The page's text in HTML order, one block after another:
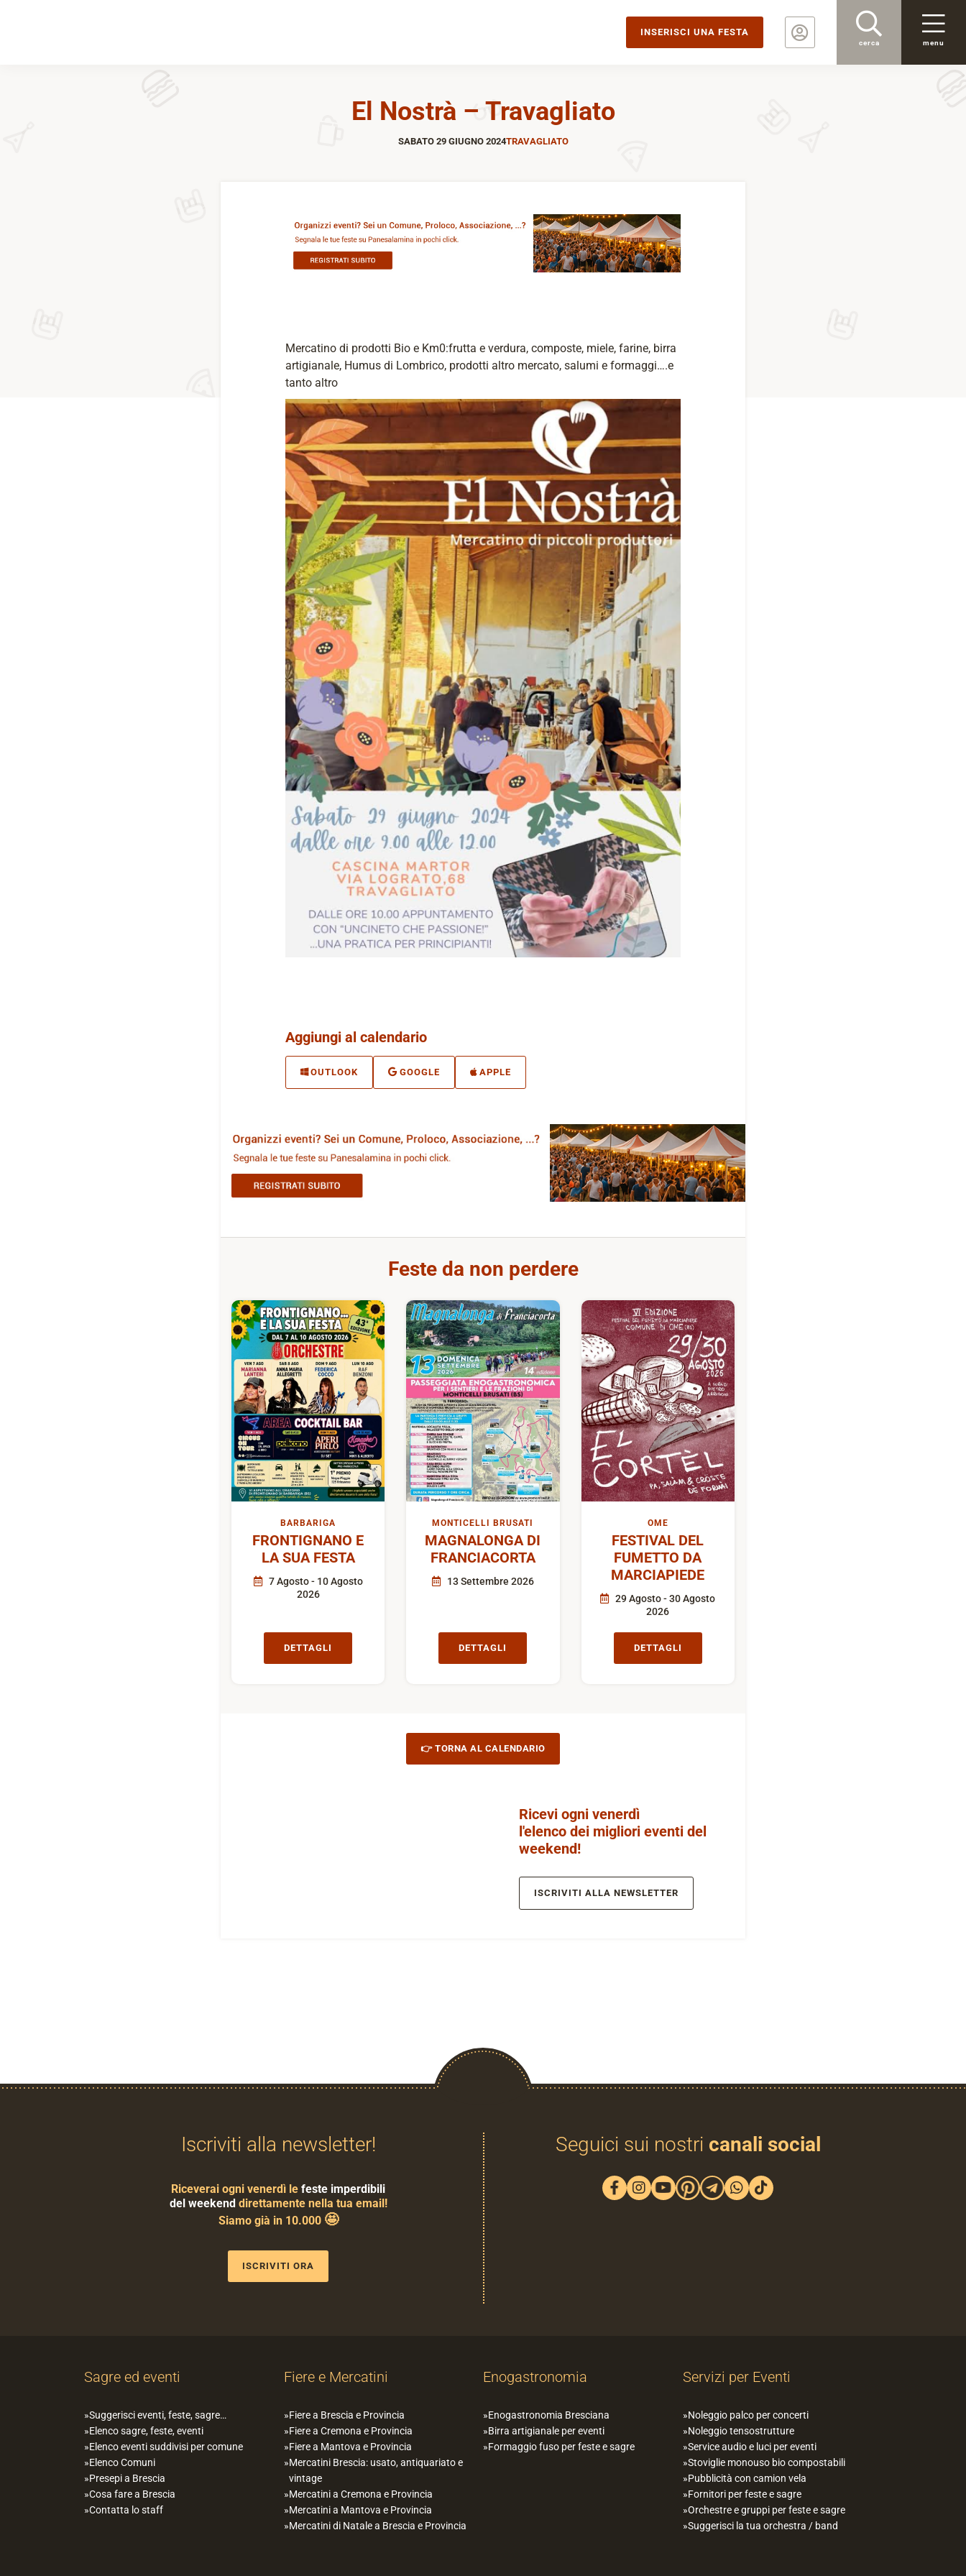
INSERISCI UNA FESTA
cerca menu
El Nostrà – Travagliato
SABATO 29 GIUGNO 2024TRAVAGLIATO
Mercatino di prodotti Bio e Km0:frutta e verdura, composte, miele, farine, birra
artigianale, Humus di Lombrico, prodotti altro mercato, salumi e formaggi….e
tanto altro
Aggiungi al calendario
OUTLOOK GOOGLE APPLE
Feste da non perdere
BARBARIGA
FRONTIGNANO E
LA SUA FESTA
7 Agosto - 10 Agosto
2026
DETTAGLI
MONTICELLI BRUSATI
MAGNALONGA DI
FRANCIACORTA
13 Settembre 2026
DETTAGLI
OME
FESTIVAL DEL
FUMETTO DA
MARCIAPIEDE
29 Agosto - 30 Agosto
2026
DETTAGLI
👉 TORNA AL CALENDARIO
Ricevi ogni venerdì
l'elenco dei migliori eventi del
weekend!
ISCRIVITI ALLA NEWSLETTER
Iscriviti alla newsletter!
Riceverai ogni venerdì le feste imperdibili
del weekenddirettamente nella tua email!
Siamo già in 10.000 🤩
ISCRIVITI ORA
Seguici sui nostri canali social
Sagre ed eventi
Suggerisci eventi, feste, sagre…
Elenco sagre, feste, eventi
Elenco eventi suddivisi per comune
Elenco Comuni
Presepi a Brescia
Cosa fare a Brescia
Contatta lo staff
Fiere e Mercatini
Fiere a Brescia e Provincia
Fiere a Cremona e Provincia
Fiere a Mantova e Provincia
Mercatini Brescia: usato, antiquariato e
vintage
Mercatini a Cremona e Provincia
Mercatini a Mantova e Provincia
Mercatini di Natale a Brescia e Provincia
Enogastronomia
Enogastronomia Bresciana
Birra artigianale per eventi
Formaggio fuso per feste e sagre
Servizi per Eventi
Noleggio palco per concerti
Noleggio tensostrutture
Service audio e luci per eventi
Stoviglie monouso bio compostabili
Pubblicità con camion vela
Fornitori per feste e sagre
Orchestre e gruppi per feste e sagre
Suggerisci la tua orchestra / band